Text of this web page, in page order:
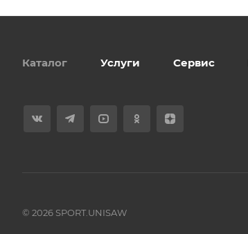
Каталог Услуги Сервис
© 2026 SPORT.UNISAW